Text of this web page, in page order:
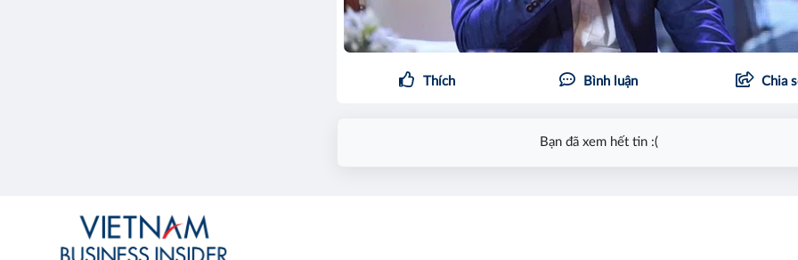
Thích Bình luận Chia
Bạn đã xem hết tin :(